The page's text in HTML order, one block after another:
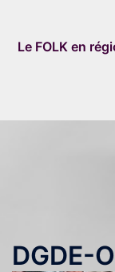
contenu
Le FOLK en
DGDE-